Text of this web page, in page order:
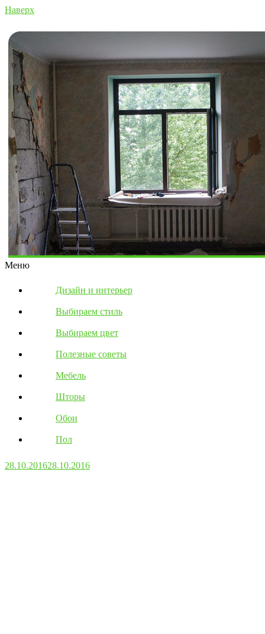
Наверх
Меню
Дизайн и интерьер
Выбираем стиль
Выбираем цвет
Полезные советы
Мебель
Шторы
Обои
Пол
28.10.201628.10.2016